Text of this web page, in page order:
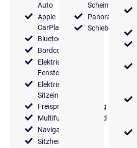
Auto
Apple
CarPlay
Bluetooth
Bordcomputer
Elektrische
Fensterheber
Elektrische
Sitzeinstellung
Freisprecheinrichtung
Multifunktionslenkrad
Navigationssystem
Sitzheizung
Scheinwerfer
Panoramadach
Schiebedach